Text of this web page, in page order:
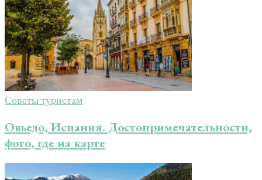
Советы туристам
Овьедо, Испания. Достопримечательности,
фото, где на карте